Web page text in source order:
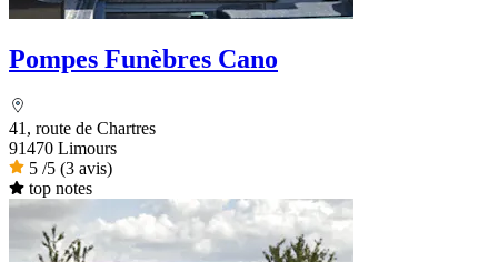
Pompes Funèbres Cano
41, route de Chartres
91470 Limours
5 /5 (3 avis)
top notes